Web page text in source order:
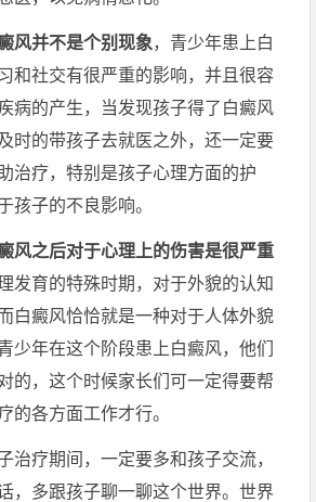
风并不是个别现象，青少年患上白
和社交有很严重的影响，并且很容
病的产生，当发现孩子得了白癜风
时的带孩子去就医之外，还一定要
治疗，特别是孩子心理方面的护
孩子的不良影响。
风之后对于心理上的伤害是很严重
发育的特殊时期，对于外貌的认知
白癜风恰恰就是一种对于人体外貌
少年在这个阶段患上白癜风，他们
的，这个时候家长们可一定得要帮
的各方面工作才行。
疗期间，一定要多和孩子交流，
，多跟孩子聊一聊这个世界。世界